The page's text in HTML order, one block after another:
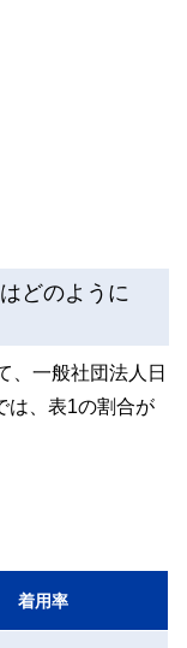
どのように
、一般社団法人日
は、表1の割合が
着用率